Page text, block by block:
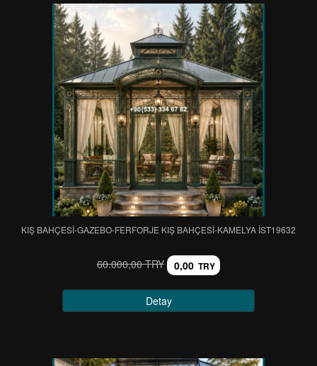
KIŞ BAHÇESİ-GAZEBO-FERFORJE KIŞ BAHÇESİ-KAMELYA IST19632
60.000,00 TRY 0,00 TRY
Detay